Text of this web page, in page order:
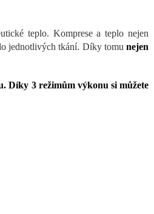
teplo. Komprese a teplo nejen
jednotlivých tkání. Díky tomu nejen
Díky 3 režimům výkonu si můžete